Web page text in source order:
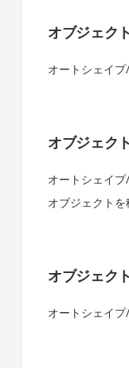
オブジェク
オートシェイ
オブジェク
オートシェイ
オブジェクト
オブジェク
オートシェイ